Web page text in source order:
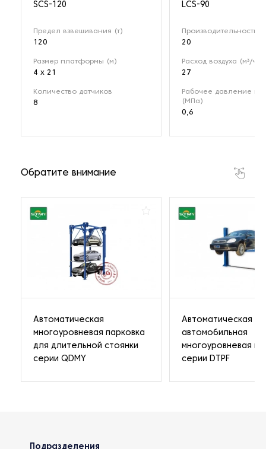
SCS-120
Предел взвешивания (т)
120
Размер платформы (м)
4 x 21
Количество датчиков
8
LCS-90
Производительность
20
Расход воздуха (м³/ч)
27
Рабочее давление
(МПа)
0,6
Обратите внимание
Автоматическая
многоуровневая парковка
для длительной стоянки
серии QDMY
Автоматическая
автомобильная
многоуровневая
серии DTPF
Подразделения